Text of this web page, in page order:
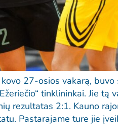
27-osios vakarą, buvo
tinklininkai. Jie tą
rezultatas 2:1. Kauno
Pastarajame ture jie